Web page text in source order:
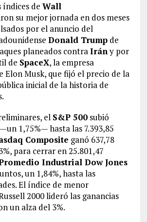
índices de Wall
su mejor jornada en dos meses
por el anuncio del
Donald Trumpde
planeados contraIrány por
de SpaceX, la empresa
Elon Musk, que fijó el precio de la
inicial de la historia de
el S&P 500subió
1,75%— hasta las 7.393,85
Composite ganó 637,78
para cerrar en 25.801,47
Industrial Dow Jones
un 1,84%, hasta las
El índice de menor
2000 lideró las ganancias
un alza del 3%.